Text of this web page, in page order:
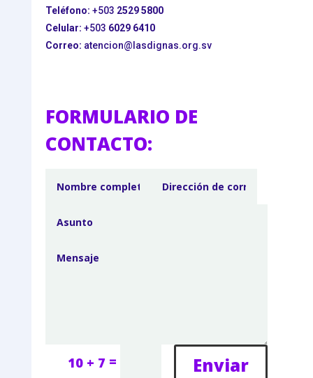
Teléfono: +503 2529 5800
Celular: +503 6029 6410
Correo: atencion@lasdignas.org.sv
FORMULARIO DE
CONTACTO:
10 + 7 = Enviar